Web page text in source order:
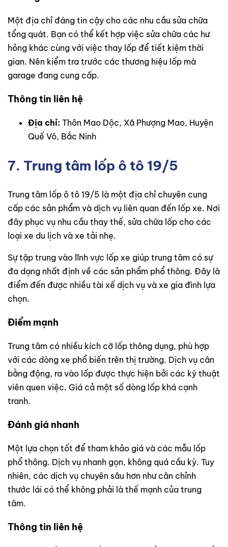
Một địa chỉ đáng tin cậy cho các nhu cầu sửa chữa
tổng quát. Bạn có thể kết hợp việc sửa chữa các hư
hỏng khác cùng với việc thay lốp để tiết kiệm thời
gian. Nên kiểm tra trước các thương hiệu lốp mà
garage đang cung cấp.
Thông tin liên hệ
Địa chỉ: Thôn Mao Dộc, Xã Phượng Mao, Huyện
Quế Võ, Bắc Ninh
7. Trung tâm lốp ô tô 19/5
Trung tâm lốp ô tô 19/5 là một địa chỉ chuyên cung
cấp các sản phẩm và dịch vụ liên quan đến lốp xe. Nơi
đây phục vụ nhu cầu thay thế, sửa chữa lốp cho các
loại xe du lịch và xe tải nhẹ.
Sự tập trung vào lĩnh vực lốp xe giúp trung tâm có sự
đa dạng nhất định về các sản phẩm phổ thông. Đây là
điểm đến được nhiều tài xế dịch vụ và xe gia đình lựa
chọn.
Điểm mạnh
Trung tâm có nhiều kích cỡ lốp thông dụng, phù hợp
với các dòng xe phổ biến trên thị trường. Dịch vụ cân
bằng động, ra vào lốp được thực hiện bởi các kỹ thuật
viên quen việc. Giá cả một số dòng lốp khá cạnh
tranh.
Đánh giá nhanh
Một lựa chọn tốt để tham khảo giá và các mẫu lốp
phổ thông. Dịch vụ nhanh gọn, không quá cầu kỳ. Tuy
nhiên, các dịch vụ chuyên sâu hơn như cân chỉnh
thước lái có thể không phải là thế mạnh của trung
tâm.
Thông tin liên hệ